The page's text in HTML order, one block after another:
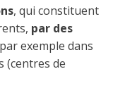
, qui constituent
par des
exemple dans
(centres de